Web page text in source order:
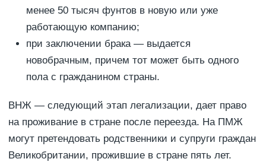
менее 50 тысяч фунтов в новую или уже
работающую компанию;
при заключении брака — выдается
новобрачным, причем тот может быть одного
пола с гражданином страны.
ВНЖ — следующий этап легализации, дает право
на проживание в стране после переезда. На ПМЖ
могут претендовать родственники и супруги граждан
Великобритании, прожившие в стране пять лет.